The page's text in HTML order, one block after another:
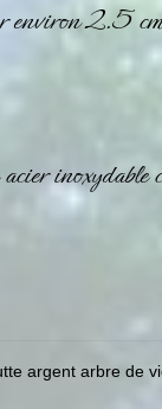
environ 2.5
argent arbre de